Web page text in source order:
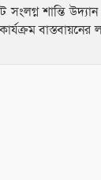
সংলগ্ন শান্তি
বাস্তবায়নের